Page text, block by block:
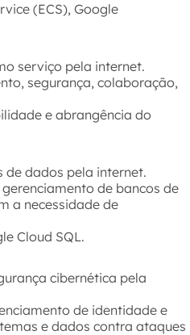
(ECS), Google
serviço pela internet.
segurança, colaboração,
e abrangência do
de dados pela internet.
de bancos de
a necessidade de
Cloud SQL.
cibernética pela
de identidade e
e dados contra ataques